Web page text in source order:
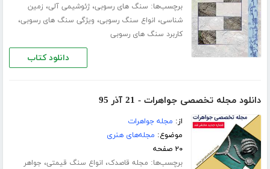
برچسب‌ها: سنگ های رسوبی،ژئوشیمی آلی، زمین
شناسی، انواع سنگ رسوبی، ویژگی سنگ های رسوبی،
کاربرد سنگ های رسوبی
دانلود کتاب
دانلود مجله تخصصی جواهرات - 21 آذر 95
از: مجله جواهرات
موضوع: مجله‌های هنری
۲۰ صفحه
برچسب‌ها: مجله قاصدک، انواع سنگ قیمتی، جواهر